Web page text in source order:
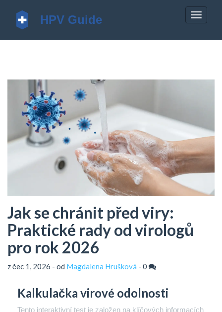
Jak se chránit před viry:
Praktické rady od virologů
pro rok 2026
z čec 1, 2026 - od Magdalena Hrušková - 0
Kalkulačka virové odolnosti
Tento interaktivní test je založen na klíčových informacích